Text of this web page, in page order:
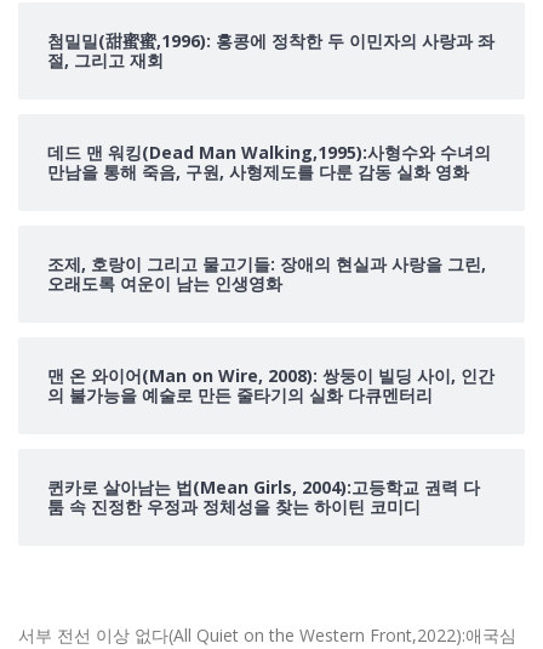
첨밀밀(甜蜜蜜,1996): 홍콩에 정착한 두 이민자의 사랑과 좌
절, 그리고 재회
데드 맨 워킹(Dead Man Walking,1995):사형수와 수녀의
만남을 통해 죽음, 구원, 사형제도를 다룬 감동 실화 영화
조제, 호랑이 그리고 물고기들: 장애의 현실과 사랑을 그린,
오래도록 여운이 남는 인생영화
맨 온 와이어(Man on Wire, 2008): 쌍둥이 빌딩 사이, 인간
의 불가능을 예술로 만든 줄타기의 실화 다큐멘터리
퀸카로 살아남는 법(Mean Girls, 2004):고등학교 권력 다
툼 속 진정한 우정과 정체성을 찾는 하이틴 코미디
서부 전선 이상 없다(All Quiet on the Western Front,2022):애국심